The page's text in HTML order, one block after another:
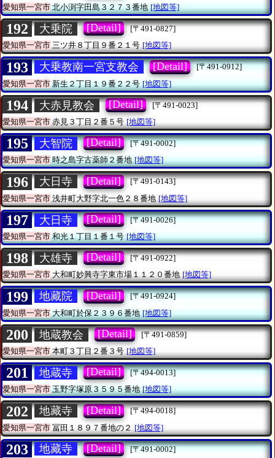
愛知県一宮市北小渕字田島３２７３番地 [地図等]
192 大乗院 [Detail]
[〒491-0827]
愛知県一宮市三ツ井８丁目９番２１号 [地図等]
193 大乗教南一宮支教会 [Detail]
[〒491-0912]
愛知県一宮市新生２丁目１９番２２号 [地図等]
194 大赤見教会 [Detail]
[〒491-0023]
愛知県一宮市赤見３丁目２番５号 [地図等]
195 大智院 [Detail]
[〒491-0002]
愛知県一宮市時之島字古薬師２番地 [地図等]
196 大日寺 [Detail]
[〒491-0143]
愛知県一宮市 浅井町大野字北一色２８番地 [地図等]
197 大日寺 [Detail]
[〒491-0026]
愛知県一宮市和光１丁目１番１号 [地図等]
198 大雄寺 [Detail]
[〒491-0922]
愛知県一宮市大和町妙興寺字東市場１１２０番地 [地図等]
199 地藏院 [Detail]
[〒491-0924]
愛知県一宮市大和町於保２３９６番地 [地図等]
200 地蔵教会 [Detail]
[〒491-0859]
愛知県一宮市本町３丁目２番３号 [地図等]
201 地蔵寺 [Detail]
[〒494-0013]
愛知県一宮市玉野字塚原３５９５番地 [地図等]
202 地藏寺 [Detail]
[〒494-0018]
愛知県一宮市 冨田１８９７番地の２ [地図等]
203 地藏寺 [Detail]
[〒491-0002]